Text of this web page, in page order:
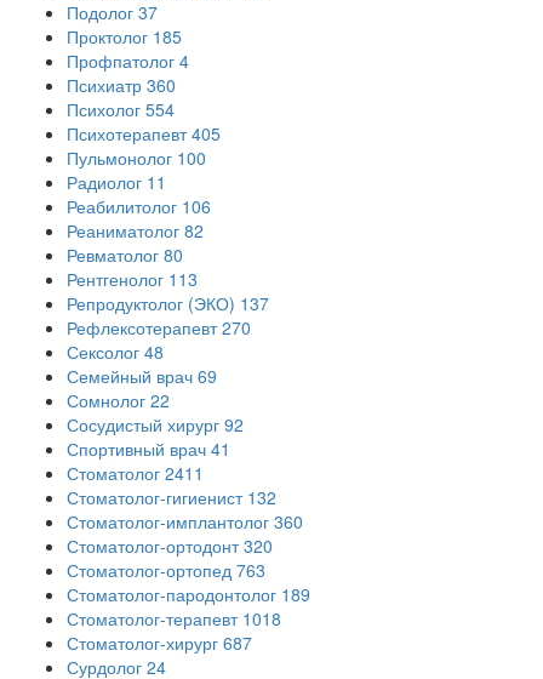
Подолог 37
Проктолог 185
Профпатолог 4
Психиатр 360
Психолог 554
Психотерапевт 405
Пульмонолог 100
Радиолог 11
Реабилитолог 106
Реаниматолог 82
Ревматолог 80
Рентгенолог 113
Репродуктолог (ЭКО) 137
Рефлексотерапевт 270
Сексолог 48
Семейный врач 69
Сомнолог 22
Сосудистый хирург 92
Спортивный врач 41
Стоматолог 2411
Стоматолог-гигиенист 132
Стоматолог-имплантолог 360
Стоматолог-ортодонт 320
Стоматолог-ортопед 763
Стоматолог-пародонтолог 189
Стоматолог-терапевт 1018
Стоматолог-хирург 687
Сурдолог 24